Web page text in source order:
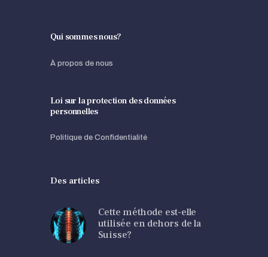
Qui sommes nous?
À propos de nous
Loi sur la protection des données
personnelles
Politique de Confidentialité
Des articles
Cette méthode est-elle
utilisée en dehors de la
Suisse?